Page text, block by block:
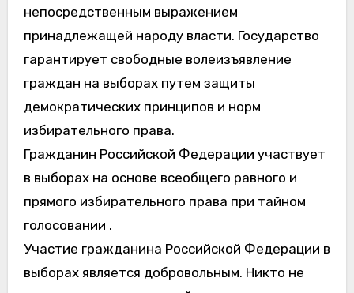
непосредственным выражением
принадлежащей народу власти. Государство
гарантирует свободные волеизъявление
граждан на выборах путем защиты
демократических принципов и норм
избирательного права.
Гражданин Российской Федерации участвует
в выборах на основе всеобщего равного и
прямого избирательного права при тайном
голосовании .
Участие гражданина Российской Федерации в
выборах является добровольным. Никто не